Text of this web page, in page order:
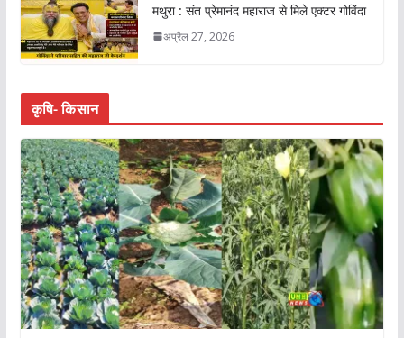
मथुरा : संत प्रेमानंद महाराज से मिले एक्टर गोविंदा
अप्रैल 27, 2026
कृषि- किसान